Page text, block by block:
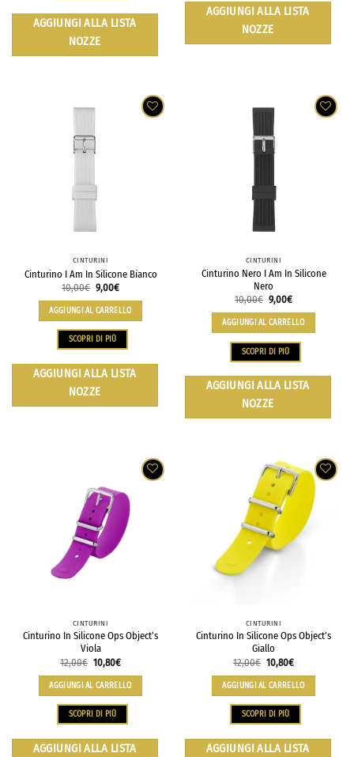
AGGIUNGI ALLA LISTA
NOZZE
AGGIUNGI ALLA LISTA
NOZZE
CINTURINI
Cinturino I Am In Silicone Bianco
10,00€ 9,00€
AGGIUNGI AL CARRELLO
SCOPRI DI PIÙ
AGGIUNGI ALLA LISTA
NOZZE
CINTURINI
Cinturino Nero I Am In Silicone
Nero
10,00€ 9,00€
AGGIUNGI AL CARRELLO
SCOPRI DI PIÙ
AGGIUNGI ALLA LISTA
NOZZE
CINTURINI
Cinturino In Silicone Ops Object’s
Viola
12,00€ 10,80€
AGGIUNGI AL CARRELLO
SCOPRI DI PIÙ
AGGIUNGI ALLA LISTA
CINTURINI
Cinturino In Silicone Ops Object’s
Giallo
12,00€ 10,80€
AGGIUNGI AL CARRELLO
SCOPRI DI PIÙ
AGGIUNGI ALLA LISTA